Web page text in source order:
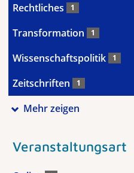
Rechtliches 1
Transformation 1
Wissenschaftspolitik 1
Zeitschriften 1
Mehr zeigen
Veranstaltungsart